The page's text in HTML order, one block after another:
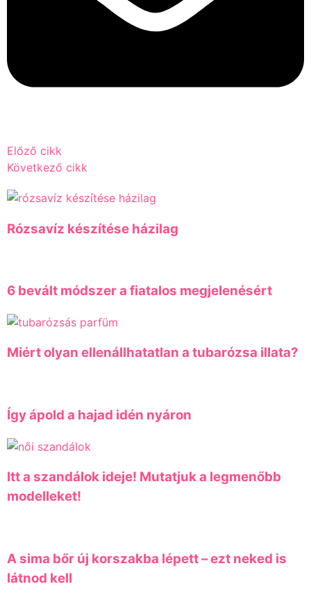
Előző cikk
Következő cikk
Rózsavíz készítése házilag
6 bevált módszer a fiatalos megjelenésért
Miért olyan ellenállhatatlan a tubarózsa illata?
Így ápold a hajad idén nyáron
Itt a szandálok ideje! Mutatjuk a legmenőbb
modelleket!
A sima bőr új korszakba lépett – ezt neked is
látnod kell